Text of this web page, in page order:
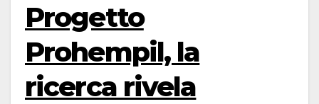
Progetto
Prohempil, la
ricerca rivela